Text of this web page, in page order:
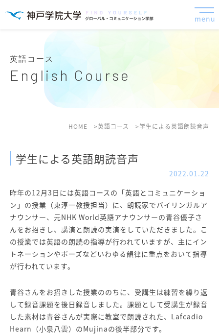
menu
English Course
英語コース
HOME 英語コース 学生による英語朗読音声
学生による英語朗読音声
2022.01.22
昨年の12月3日には英語コースの「英語とコミュニケーショ
ン」の授業（東淳一教授担当）に、朗読家でバイリンガルア
ナウンサー、元NHK World英語アナウンサーの青谷優子さ
んをお招きし、講演と朗読の実演をしていただきました。こ
の授業では英語の朗読の指導が行われていますが、主にイン
トネーションやポーズなどいわゆる韻律に重点をおいて指導
が行われています。
青谷さんをお招きした授業ののちに、受講生は練習を繰り返
して録音課題を後日録音しました。課題として受講生が録音
した素材は青谷さんが実際に教室で朗読された、Lafcadio
Hearn（小泉八雲）のMujinaの後半部分です。